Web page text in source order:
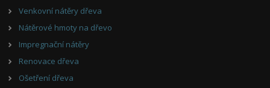
Venkovní nátěry dřeva
Nátěrové hmoty na dřevo
Impregnační nátěry
Renovace dřeva
Ošetření dřeva